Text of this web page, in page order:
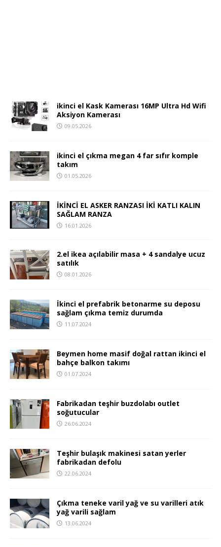
ikinci el Kask Kamerası 16MP Ultra Hd Wifi
Aksiyon Kamerası
09.05.2026
ikinci el çıkma megan 4 far sıfır komple
takım
01.05.2026
İKİNCİ EL ASKER RANZASI İKİ KATLI KALIN
SAĞLAM RANZA
16.01.2026
2.el ikea açılabilir masa + 4 sandalye ucuz
satılık
08.01.2026
İkinci el prefabrik betonarme su deposu
sağlam çıkma temiz durumda
11.07.2024
Beymen home masif doğal rattan ikinci el
bahçe balkon takımı
01.07.2024
Fabrikadan teşhir buzdolabı outlet
soğutucular
26.06.2024
Teşhir bulaşık makinesi satan yerler
fabrikadan defolu
22.06.2024
Çıkma teneke varil yağ ve su varilleri atık
yağ varili sağlam
13.06.2024